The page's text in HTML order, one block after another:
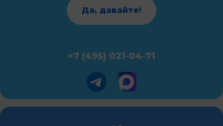
Да, давайте!
+7 (495) 021-04-71